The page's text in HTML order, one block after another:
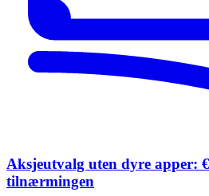
Aksjeutvalg uten dyre apper:
tilnærmingen